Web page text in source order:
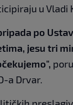
u Vladi
po
jesu tri
a Drvar.